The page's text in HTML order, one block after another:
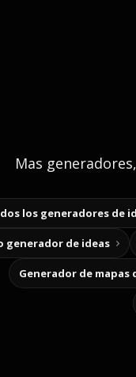
Mas
los generadores de
generador de ideas
Generador de mapas